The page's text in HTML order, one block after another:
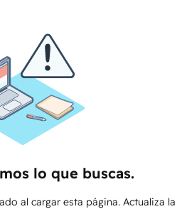
lo que buscas.
al cargar esta página. Actualiza la